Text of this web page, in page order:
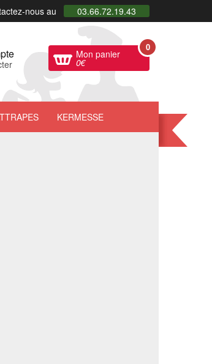
nous au 03.66.72.19.43
Mon panier
0€
0
KERMESSE